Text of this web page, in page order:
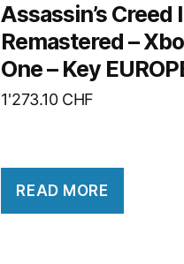
Assassin’s Creed
Remastered –
One – Key
1'273.10 CHF
READ MORE